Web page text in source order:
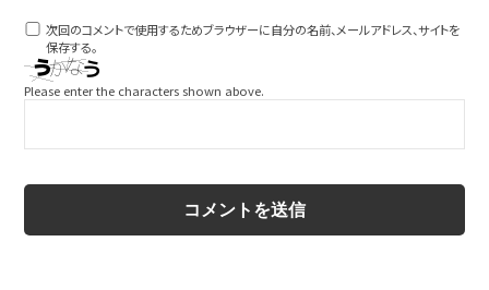
次回のコメントで使用するためブラウザーに自分の名前、メールアドレス、サイトを
保存する。
Please enter the characters shown above.